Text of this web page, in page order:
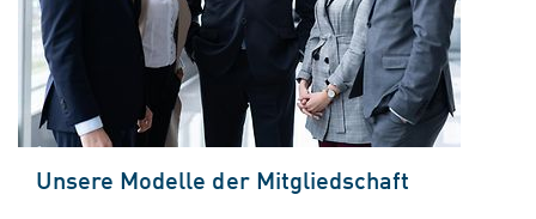
Unsere Modelle der Mitgliedschaft